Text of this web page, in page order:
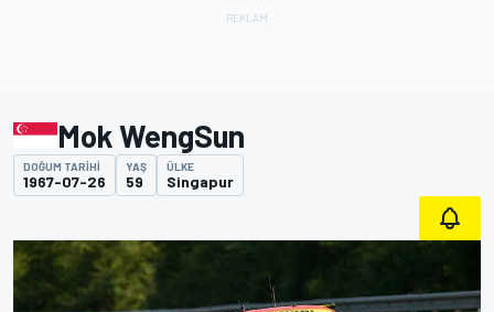
Mok WengSun
DOĞUM TARIHI
1967-07-26
YAŞ
59
ÜLKE
Singapur